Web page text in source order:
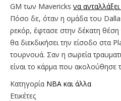
GM των Mavericks να
Πόσο δε, όταν η ομάδα του
ρεκόρ, έφτασε στην δέκατη
θα διεκδικήσει την είσοδο στα
τουρνουά. Σαν η σωρεία
είναι το κάρμα που ακολούθησε
Κατηγορία NBA και άλλα
Ετικέτες